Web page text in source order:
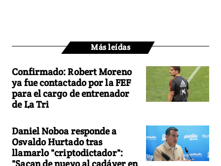
Más leídas
Confirmado: Robert Moreno
ya fue contactado por la FEF
para el cargo de entrenador
de La Tri
Daniel Noboa responde a
Osvaldo Hurtado tras
llamarlo "criptodictador":
"Sacan de nuevo al cadáver en